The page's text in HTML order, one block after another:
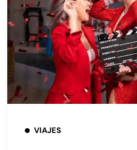
VIAJES